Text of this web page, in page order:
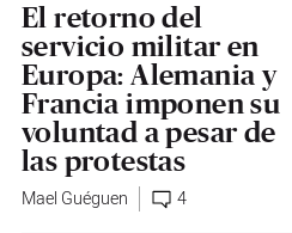
El retorno del
servicio militar en
Europa: Alemania y
Francia imponen su
voluntad a pesar de
las protestas
Mael Guéguen 4